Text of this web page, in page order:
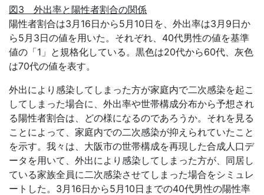
図3 外出率と陽性者割合の関係
陽性者割合は3月16日から5月10日を、外出率は3月9日か
ら5月3日の値を用いた。それぞれ、40代男性の値を基準
値の「1」と規格化している。黒色は20代から60代、灰色
は70代の値を表す。
外出により感染してしまった方が家庭内で二次感染を起こ
してしまった場合に、外出率や世帯構成分布から予想され
る陽性者割合は、どの様になるのであろうか。それを見る
ことによって、家庭内での二次感染が抑えられていたこと
を示す。我々は、大阪市の世帯構成を再現した合成人口デ
ータを用いて、外出により感染してしまった方が、同居し
ている家族全員に二次感染させてしまった場合をシミュレ
ートした。3月16日から5月10日までの40代男性の陽性率